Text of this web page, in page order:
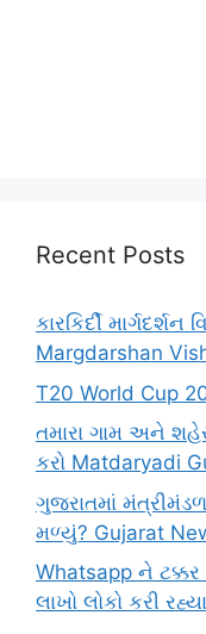
Recent Posts
કારકિર્દી
Margdarshan
T20 World Cup
તમારા ગામ અને
કરો Matdaryadi
ગુજરાતમાં
મળ્યું? Gujarat
Whatsapp ને
લાખો લોકો કરી